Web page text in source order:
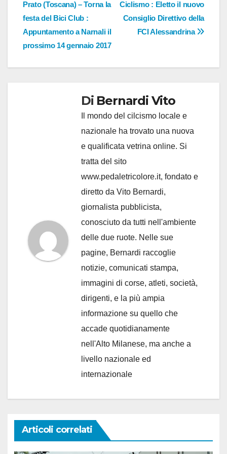
articoli
Ciclismo : Eletto il nuovo
Consiglio Direttivo della
FCI Alessandrina
Prato (Toscana) – Torna la
festa del Bici Club :
Appuntamento a Narnali il
prossimo 14 gennaio 2017
Di Bernardi Vito
Il mondo del cilcismo locale e
nazionale ha trovato una nuova
e qualificata vetrina online. Si
tratta del sito
www.pedaletricolore.it, fondato e
diretto da Vito Bernardi,
giornalista pubblicista,
conosciuto da tutti nell'ambiente
delle due ruote. Nelle sue
pagine, Bernardi raccoglie
notizie, comunicati stampa,
immagini di corse, atleti, società,
dirigenti, e la più ampia
informazione su quello che
accade quotidianamente
nell'Alto Milanese, ma anche a
livello nazionale ed
internazionale
Articoli correlati